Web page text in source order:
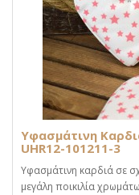
Υφασμάτινη
UHR12-101211-3
Υφασμάτινη καρδιά σε
μεγάλη ποικιλία